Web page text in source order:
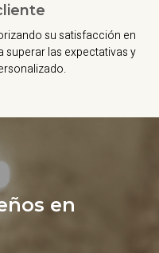
su satisfacción en
superar las expectativas y
en